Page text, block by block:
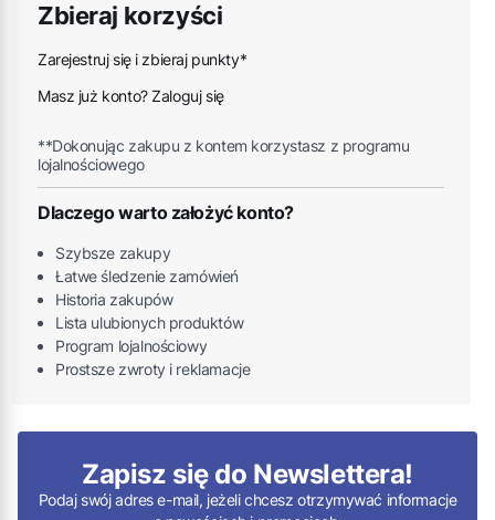
Zbieraj korzyści
Zarejestruj się i zbieraj punkty*
Masz już konto? Zaloguj się
**Dokonując zakupu z kontem korzystasz z programu
lojalnościowego
Dlaczego warto założyć konto?
Szybsze zakupy
Łatwe śledzenie zamówień
Historia zakupów
Lista ulubionych produktów
Program lojalnościowy
Prostsze zwroty i reklamacje
Zapisz się do Newslettera!
Podaj swój adres e-mail, jeżeli chcesz otrzymywać informacje